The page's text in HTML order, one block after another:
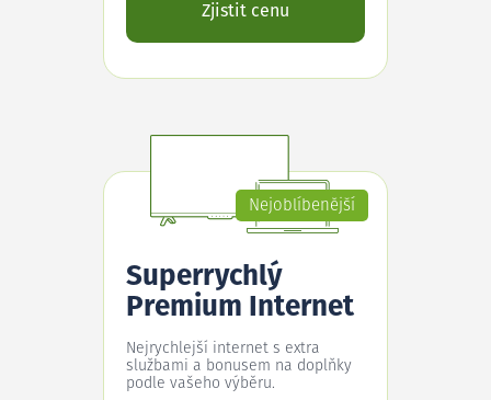
Zjistit cenu
Nejoblíbenější
Superrychlý
Premium Internet
Nejrychlejší internet s extra
službami a bonusem na doplňky
podle vašeho výběru.